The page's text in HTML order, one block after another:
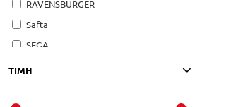
ΤΙΜΗ
RAVENSBURGER
Safta
SEGA
Stor